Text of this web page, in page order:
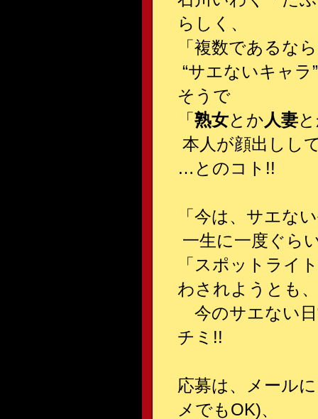
らしく、
「複数であるな
“サエないキャラ
そうで
「 熟女とか人妻
本人が顔出しし
…とのコト!!
「今は、サエな
一生に一度ぐら
「スポットライ
わされようとも、
今のサエない
チミ!!
応募は、メール
メでもOK)、